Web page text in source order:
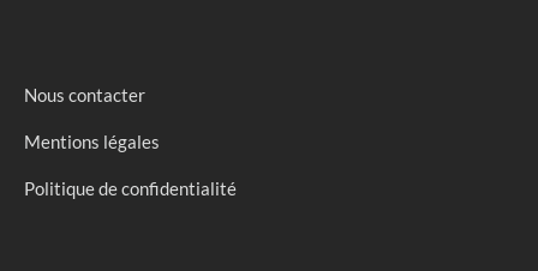
Nous contacter
Mentions légales
Politique de confidentialité